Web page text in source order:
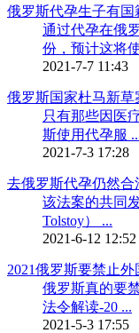
俄罗斯代孕生子有
通过代孕在俄
份，预计这将
2021-7-7 11:43
俄罗斯国家杜马新草
只有那些因医
斯使用代孕服
2021-7-3 17:28
去俄罗斯代孕仍然
该法案的共同
Tolstoy） ...
2021-6-12 12:52
2021俄罗斯要禁止
俄罗斯真的要
法令解读-20 ...
2021-5-3 17:55